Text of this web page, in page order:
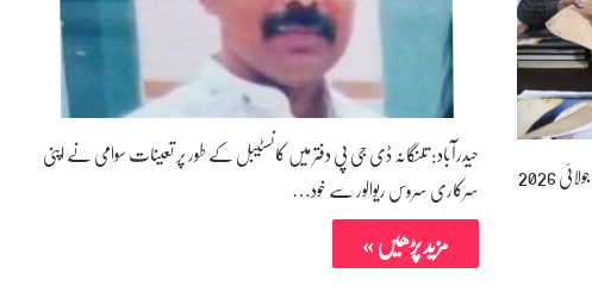
حیدرآباد: تلنگانہ ڈی جی پی دفتر میں کانسٹیبل کے طور پر تعینات سوامی نے اپنی
سرکاری سروس ریوالور سے خود…
مزید پڑھیں »
اسلامی جمہوریہ ایران کے قونصل جنرل عالی جناب حمید احمدیہ نے 2 جولائی 2026